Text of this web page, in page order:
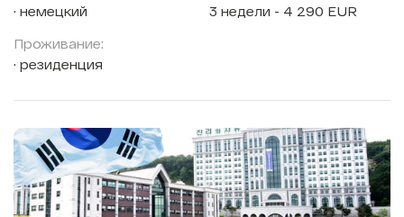
немецкий
Проживание:
резиденция
3 недели - 4 290 EUR